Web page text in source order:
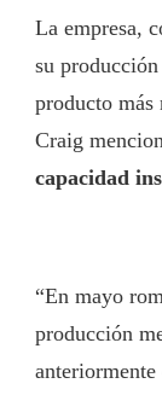
La empresa,
su
producto más
Craig
capacidad
“En mayo
producción